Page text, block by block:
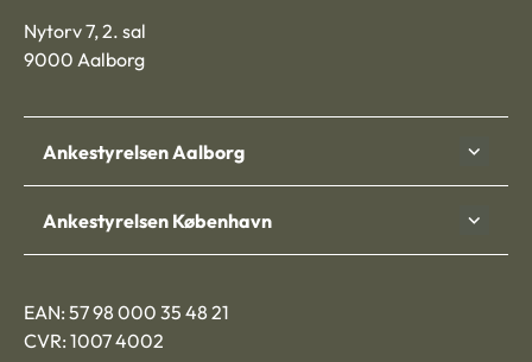
Nytorv 7, 2. sal
9000 Aalborg
Ankestyrelsen Aalborg
Ankestyrelsen København
EAN: 57 98 000 35 48 21
CVR: 1007 4002